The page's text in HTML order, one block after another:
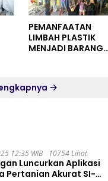
PEMANFAATAN
LIMBAH PLASTIK
MENJADI BARANG
RESIDENCE
12:35 WIB 10754 Lihat
Luncurkan Aplikasi
Pertanian Akurat SI-